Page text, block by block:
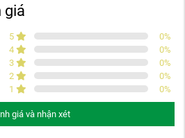
giá
5 0%
4
0%
3
0%
2
0%
1
0%
giá và nhận xét